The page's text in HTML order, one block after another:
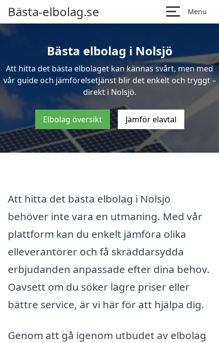
Bästa-elbolag.se Menu
Bästa elbolag i Nolsjö
Att hitta det bästa elbolaget kan kännas svårt, men med
vår guide och jämförelsetjänst blir det enkelt och tryggt –
direkt i Nolsjö.
Elbolag översikt Jämför elavtal
Att hitta det bästa elbolag i Nolsjö
behöver inte vara en utmaning. Med vår
plattform kan du enkelt jämföra olika
elleverantörer och få skräddarsydda
erbjudanden anpassade efter dina behov.
Oavsett om du söker lägre priser eller
bättre service, är vi här för att hjälpa dig.
Genom att gå igenom utbudet av elbolag